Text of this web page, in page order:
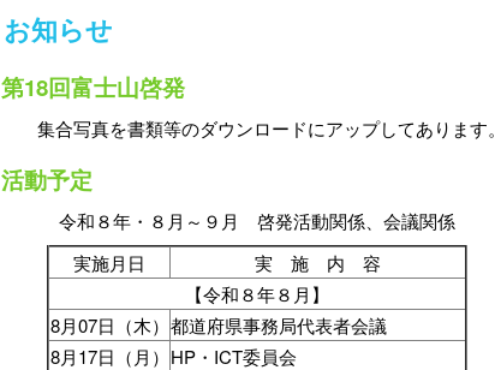
お知らせ
第18回富士山啓発
集合写真を書類等のダウンロードにアップしてあります。
活動予定
令和８年・８月～９月 啓発活動関係、会議関係
実施月日
実 施 内 容
【令和８年８月】
8月07日（木） 都道府県事務局代表者会議
8月17日（月） HP・ICT委員会